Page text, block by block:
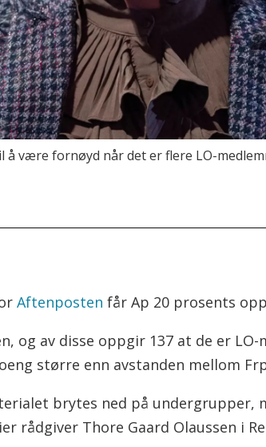
å være fornøyd når det er flere LO-
Aftenposten får Ap 20 prosents
og av disse oppgir 137 at de er
større enn avstanden mellom
brytes ned på undergrupper,
rådgiver Thore Gaard Olaussen i